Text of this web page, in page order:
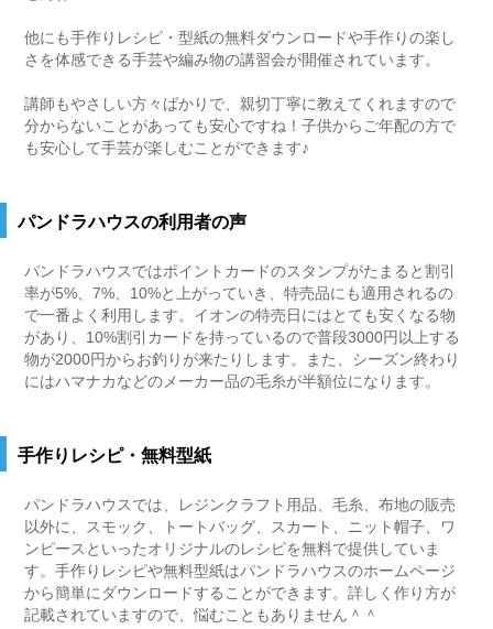
他にも手作りレシピ・型紙の無料ダウンロードや手作りの楽し
さを体感できる手芸や編み物の講習会が開催されています。
講師もやさしい方々ばかりで、親切丁寧に教えてくれますので
分からないことがあっても安心ですね！子供からご年配の方で
も安心して手芸が楽しむことができます♪
パンドラハウスの利用者の声
パンドラハウスではポイントカードのスタンプがたまると割引
率が5%、7%、10%と上がっていき、特売品にも適用されるの
で一番よく利用します。イオンの特売日にはとても安くなる物
があり、10%割引カードを持っているので普段3000円以上する
物が2000円からお釣りが来たりします。また、シーズン終わり
にはハマナカなどのメーカー品の毛糸が半額位になります。
手作りレシピ・無料型紙
パンドラハウスでは、レジンクラフト用品、毛糸、布地の販売
以外に、スモック、トートバッグ、スカート、ニット帽子、ワ
ンピースといったオリジナルのレシピを無料で提供していま
す。手作りレシピや無料型紙はパンドラハウスのホームページ
から簡単にダウンロードすることができます。詳しく作り方が
記載されていますので、悩むこともありません＾＾